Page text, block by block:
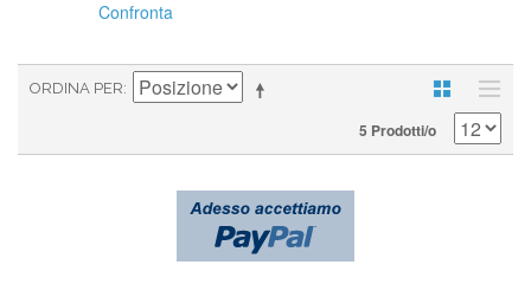
Confronta
ORDINA PER
5 Prodotti/o